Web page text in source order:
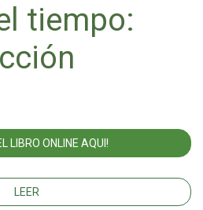
tiempo:
LIBRO ONLINE AQUI!
LEER